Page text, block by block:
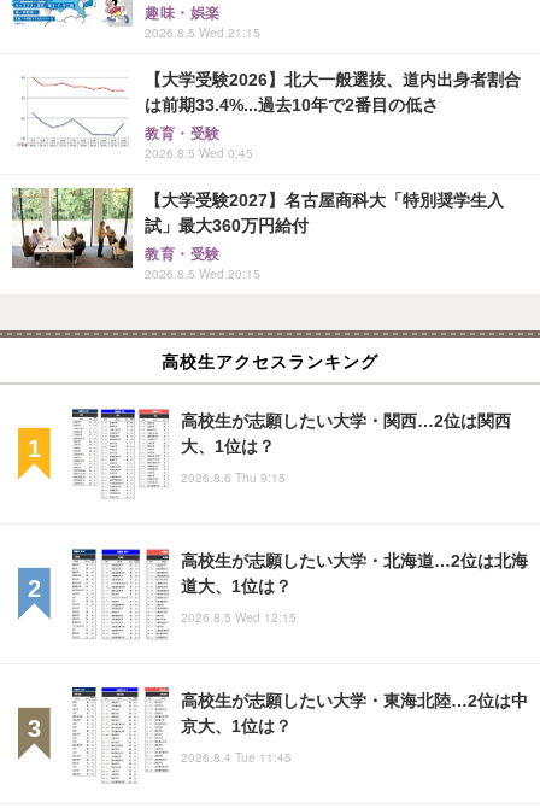
趣味・娯楽
2026.8.5 Wed 21:15
【大学受験2026】北大一般選抜、道内出身者割合
は前期33.4%...過去10年で2番目の低さ
教育・受験
2026.8.5 Wed 0:45
【大学受験2027】名古屋商科大「特別奨学生入
試」最大360万円給付
教育・受験
2026.8.5 Wed 20:15
高校生アクセスランキング
高校生が志願したい大学・関西…2位は関西
大、1位は？
2026.8.6 Thu 9:15
高校生が志願したい大学・北海道…2位は北海
道大、1位は？
2026.8.5 Wed 12:15
高校生が志願したい大学・東海北陸…2位は中
京大、1位は？
2026.8.4 Tue 11:45